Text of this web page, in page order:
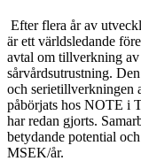
Efter flera år av
är ett världsledande
avtal om tillverkning av
sårvårdsutrustning.
och serietillverkningen
påbörjats hos NOTE i
har redan gjorts.
betydande potential
MSEK/år.